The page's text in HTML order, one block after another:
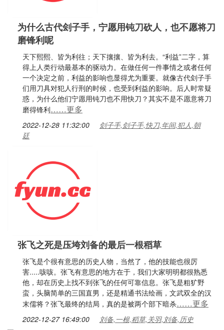
为什么古代刽子手，宁愿用钝刀砍人，也不愿将刀
磨锋利呢
天下熙熙、皆为利往；天下攘攘、皆为利去。“利益”二字，算
得上人类行动最基本的驱动力。在做任何一件事情之或者任何
一个决定之前，利益的影响也显得尤为重要。就像古代刽子手
们用刀具对犯人行刑的时候，也受到利益的影响。后人时常疑
惑，为什么他们宁愿用钝刀也不用快刀？其实不是不愿意将刀
磨得锋利……更多
2022-12-28 11:32:00
刽子手,刽子手,快刀,年间,犯人,朝
廷
张飞之死是压垮刘备的最后一根稻草
张飞是个很有意思的历史人物，当然了，他的技能也很厉
害.....咳咳。张飞有意思的地方在于，我们大家明明都很熟悉
他，却在历史上找不到张飞的任何可靠信息。张飞是粗犷野
蛮，头脑简单的三国直男，还是精通书法绘画，文武双全的汉
末儒将？张飞最终的结局，真的是被两个部下暗杀……更多
2022-12-27 16:49:00 刘备,一根,稻草,关羽,刘备,历史